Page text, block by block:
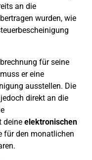
an die
wurden, wie
für seine
er eine
ausstellen. Die
direkt an die
deine elektronischen
für den monatlichen